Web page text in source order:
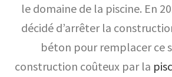
le domaine de la piscine. En
décidé d’arrêter la
béton pour remplacer ce
construction coûteux par la